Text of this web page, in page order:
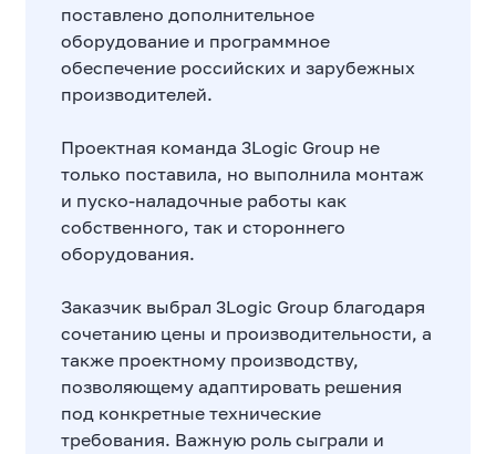
поставлено дополнительное
оборудование и программное
обеспечение российских и зарубежных
производителей.
Проектная команда 3Logic Group не
только поставила, но выполнила монтаж
и пуско-наладочные работы как
собственного, так и стороннего
оборудования.
Заказчик выбрал 3Logic Group благодаря
сочетанию цены и производительности, а
также проектному производству,
позволяющему адаптировать решения
под конкретные технические
требования. Важную роль сыграли и